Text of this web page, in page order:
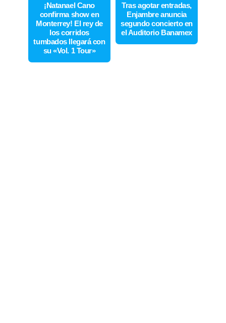
¡Natanael Cano
confirma show en
Monterrey! El rey de
los corridos
tumbados llegará con
su «Vol. 1 Tour»
Tras agotar entradas,
Enjambre anuncia
segundo concierto en
el Auditorio Banamex